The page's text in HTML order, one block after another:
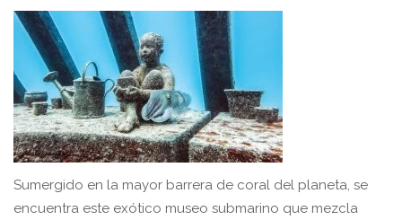
Sumergido en la mayor barrera de coral del planeta, se
encuentra este exótico museo submarino que mezcla